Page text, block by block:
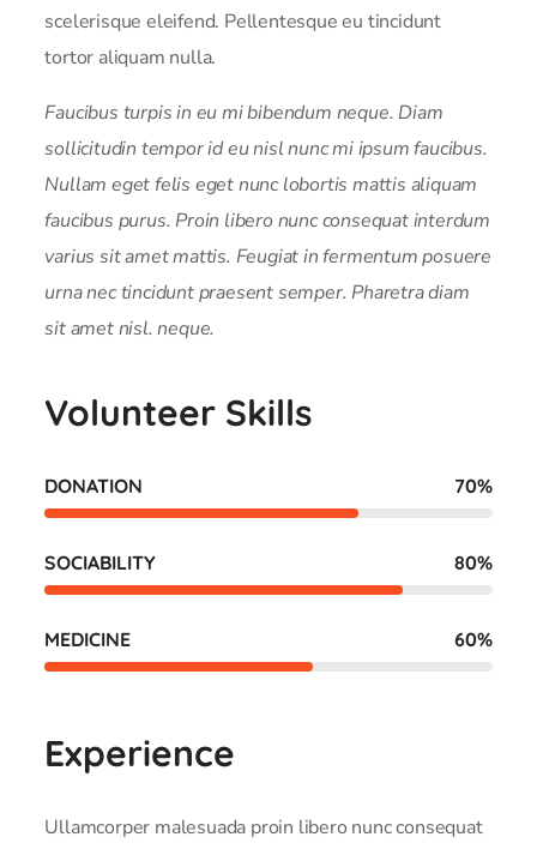
scelerisque eleifend. Pellentesque eu tincidunt
tortor aliquam nulla.
Faucibus turpis in eu mi bibendum neque. Diam
sollicitudin tempor id eu nisl nunc mi ipsum faucibus.
Nullam eget felis eget nunc lobortis mattis aliquam
faucibus purus. Proin libero nunc consequat interdum
varius sit amet mattis. Feugiat in fermentum posuere
urna nec tincidunt praesent semper. Pharetra diam
sit amet nisl. neque.
Volunteer Skills
DONATION 70%
SOCIABILITY 80%
MEDICINE 60%
Experience
Ullamcorper malesuada proin libero nunc consequat